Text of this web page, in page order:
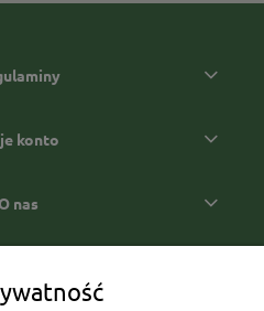
konto
O nas